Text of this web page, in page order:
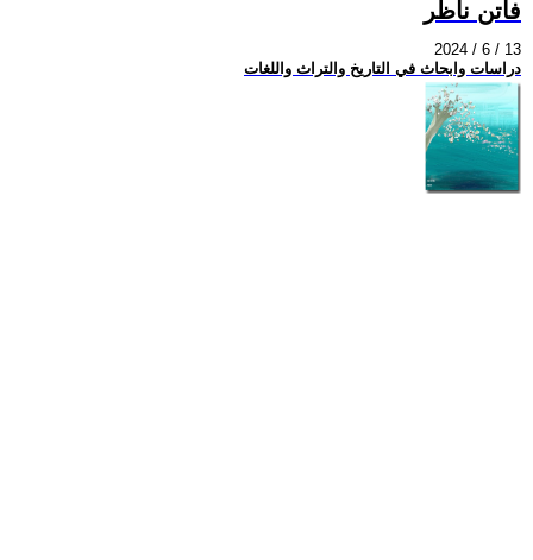
فاتن ناظر
2024 / 6 / 13
دراسات وابحاث في التاريخ والتراث واللغات